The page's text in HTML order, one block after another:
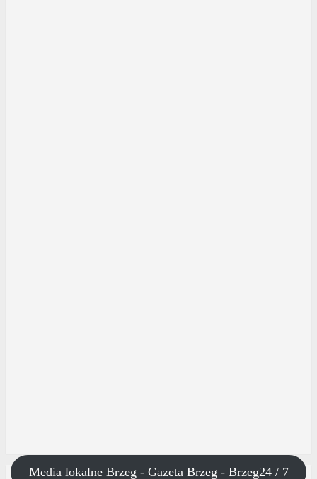
Media lokalne Brzeg - Gazeta Brzeg - Brzeg24 / 7